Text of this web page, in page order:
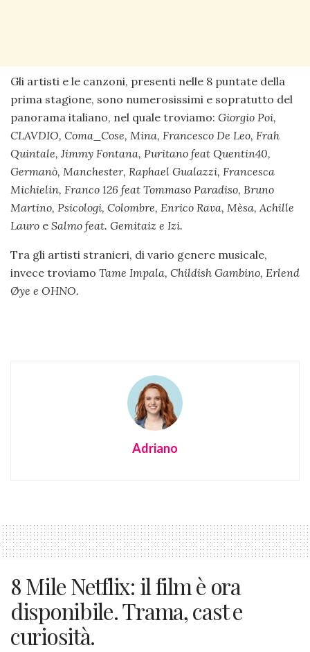
Gli artisti e le canzoni, presenti nelle 8 puntate della
prima stagione, sono numerosissimi e sopratutto del
panorama italiano, nel quale troviamo: Giorgio Poi,
CLAVDIO, Coma_Cose, Mina, Francesco De Leo, Frah
Quintale, Jimmy Fontana, Puritano feat Quentin40,
Germanò, Manchester, Raphael Gualazzi, Francesca
Michielin, Franco 126 feat Tommaso Paradiso, Bruno
Martino, Psicologi, Colombre, Enrico Rava, Mèsa, Achille
Lauro e Salmo feat. Gemitaiz e Izi.
Tra gli artisti stranieri, di vario genere musicale,
invece troviamo Tame Impala, Childish Gambino, Erlend
Øye e OHNO.
Adriano
8 Mile Netflix: il film è ora
disponibile. Trama, cast e
curiosità.